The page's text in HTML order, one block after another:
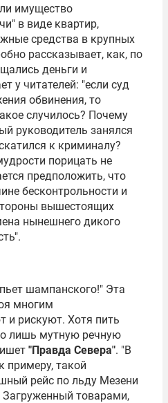
имущество
" в виде квартир,
средства в крупных
рассказывает, как, по
деньги и
у читателей: "если суд
обвинения, то
случилось? Почему
руководитель занялся
к криминалу?
порицать не
предположить, что
бесконтрольности и
вышестоящих
нынешнего дикого
шампанского!" Эта
многим
и рискуют. Хотя пить
лишь мутную речную
"Правда Севера". "В
примеру, такой
рейс по льду Мезени
Загруженный товарами,